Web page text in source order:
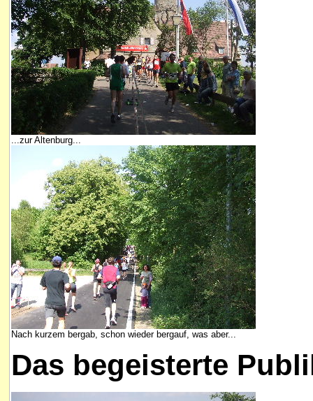
...zur Altenburg...
Nach kurzem bergab, schon wieder bergauf, was aber...
Das begeisterte